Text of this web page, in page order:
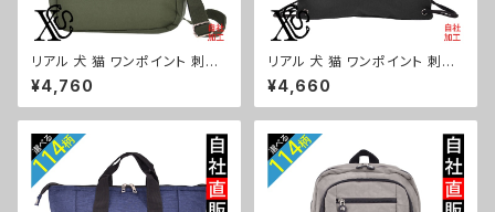
リアル 犬 猫 ワンポイント 刺繍
トート ショルダーバッグ カジュ
アル 軽量 レディース メンズ 雑
貨 グッズ 自社ブランド 柄 ギフト
ザー パグ ビションフリーゼ ori-
a-bg181-b10-s
¥4,760
リアル 犬 猫 ワンポイント 刺繍
撥水 ナイロン ナップサック メン
ズ 大容量 ジム サブバッグ レデ
ィース 雑貨 グッズ 自社ブランド
シュナウザー パグ ビションフリ
ーゼ ori-a-bg180-b10-s
¥4,660